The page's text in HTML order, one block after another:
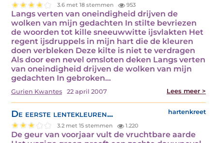
3.6 met 18 stemmen 953
Langs verten van oneindigheid drijven de
wolken van mijn gedachten In stilte bevriezen
de woorden tot kille sneeuwwitte ijsvlakten Het
regent ijsdruppels in mijn hart die de kleuren
doen verbleken Deze kilte is niet te verdragen
Als door een nevel omsloten deken Langs verten
van oneindigheid drijven de wolken van mijn
gedachten In gebroken…
Gurien Kwantes 22 april 2007 Lees meer >
De eerste lentekleuren... hartenkreet
3.2 met 15 stemmen 1.220
De geur van voorjaar vult de vruchtbare aarde